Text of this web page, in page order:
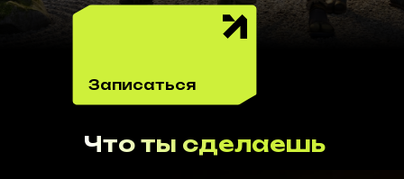
Что ты сделаешь
Записаться